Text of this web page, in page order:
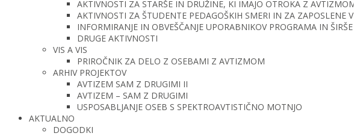
AKTIVNOSTI ZA STARŠE IN DRUŽINE, KI IMAJO OTROKA Z
AKTIVNOSTI ZA ŠTUDENTE PEDAGOŠKIH SMERI IN ZA ZAPOSLENE
INFORMIRANJE IN OBVEŠČANJE UPORABNIKOV PROGRAMA IN
DRUGE AKTIVNOSTI
VIS A VIS
PRIROČNIK ZA DELO Z OSEBAMI Z AVTIZMOM
ARHIV PROJEKTOV
AVTIZEM SAM Z DRUGIMI II
AVTIZEM – SAM Z DRUGIMI
USPOSABLJANJE OSEB S SPEKTROAVTISTIČNO MOTNJO
AKTUALNO
DOGODKI